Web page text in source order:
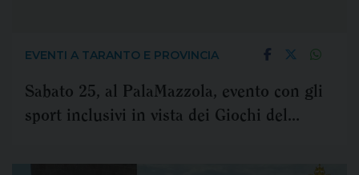
EVENTI A TARANTO E PROVINCIA
Sabato 25, al PalaMazzola, evento con gli
sport inclusivi in vista dei Giochi del